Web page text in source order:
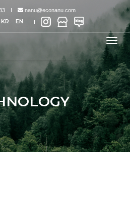
nanu@econanu.com
KR EN